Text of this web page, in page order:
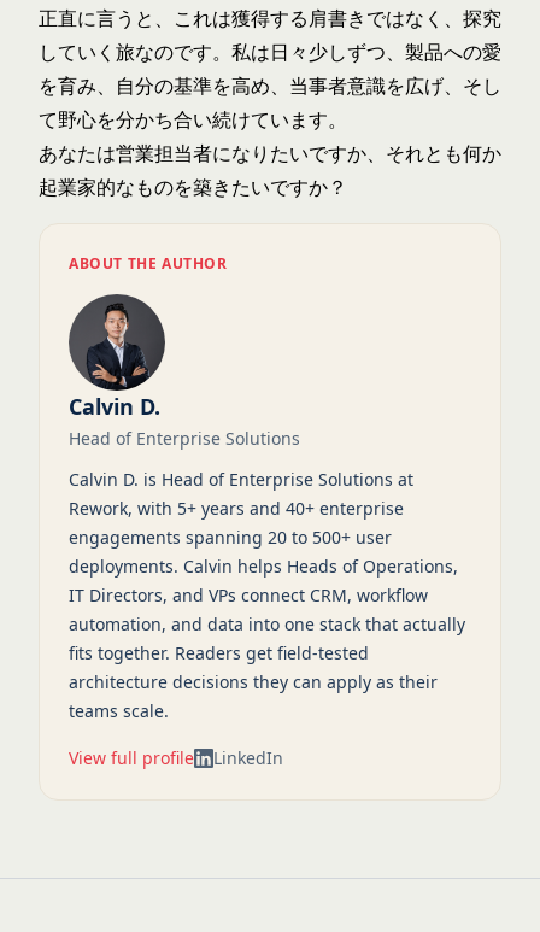
正直に言うと、これは獲得する肩書きではなく、探究
していく旅なのです。私は日々少しずつ、製品への愛
を育み、自分の基準を高め、当事者意識を広げ、そし
て野心を分かち合い続けています。
あなたは営業担当者になりたいですか、それとも何か
起業家的なものを築きたいですか？
ABOUT THE AUTHOR
Calvin D.
Head of Enterprise Solutions
Calvin D. is Head of Enterprise Solutions at
Rework, with 5+ years and 40+ enterprise
engagements spanning 20 to 500+ user
deployments. Calvin helps Heads of Operations,
IT Directors, and VPs connect CRM, workflow
automation, and data into one stack that actually
fits together. Readers get field-tested
architecture decisions they can apply as their
teams scale.
View full profile LinkedIn